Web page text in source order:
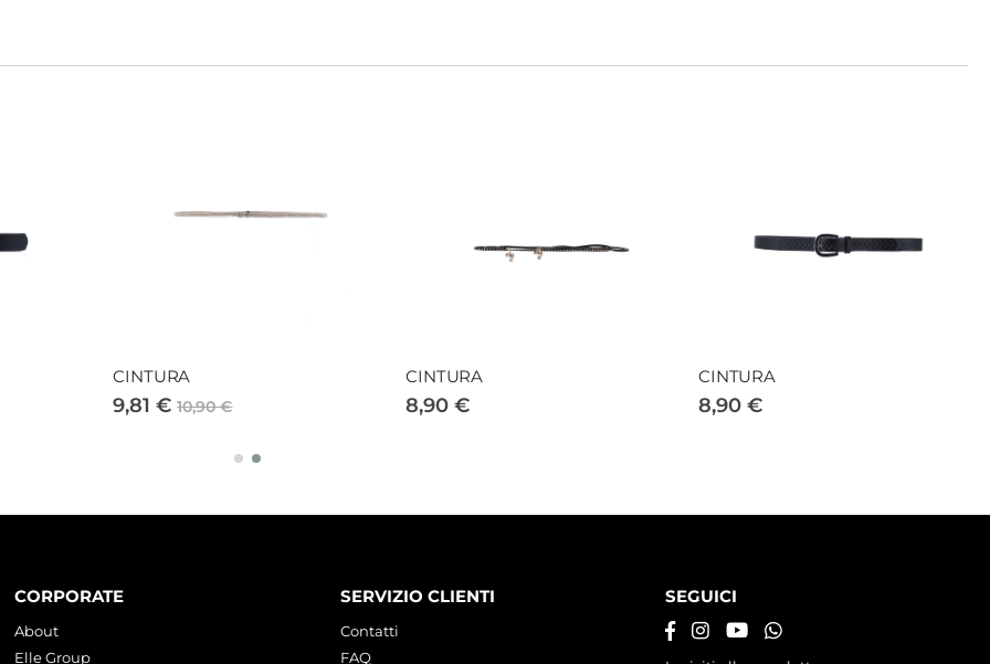
CINTURA
9,81 € 10,90 €
CINTURA
8,90 €
CINTURA
8,90 €
CORPORATE
About
Elle Group
SERVIZIO CLIENTI
Contatti
FAQ
SEGUICI